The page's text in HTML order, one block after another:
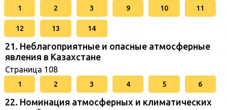
1 2 3 9 10 11
12 13 14
21. Неблагоприятные и опасные атмосферные
явления в Казахстане
Страница 108
1 2 3 4 5 6
22. Номинация атмосферных и климатических